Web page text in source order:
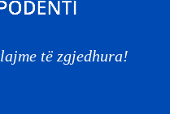
të zgjedhura!